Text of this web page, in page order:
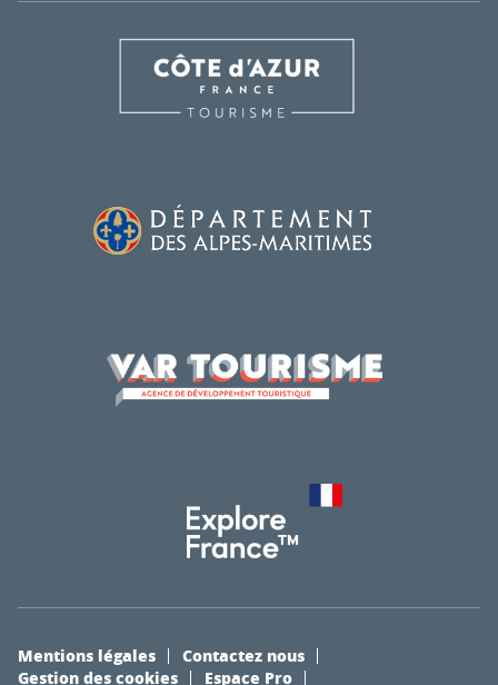
Mentions légales
Contactez nous
Gestion des cookies
Espace Pro